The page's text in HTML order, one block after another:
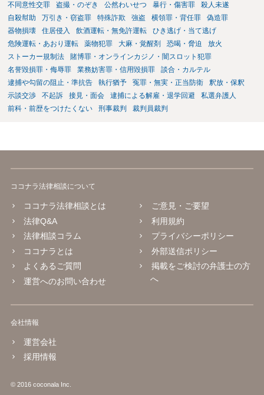
不同意性交罪
盗撮・のぞき 公然わいせつ 暴行・傷害罪
殺人未遂
自殺幇助
万引き・窃盗罪 特殊詐欺 強盗 横領罪・背任罪
偽造罪
器物損壊
住居侵入 飲酒運転・無免許運転
ひき逃げ・当て逃げ
危険運転・あおり運転
薬物犯罪 大麻・覚醒剤 恐喝・脅迫
放火
ストーカー規制法
賭博罪・オンラインカジノ・闇スロット犯罪
名誉毀損罪・侮辱罪
業務妨害罪・信用毀損罪
談合・カルテル
逮捕や勾留の阻止・準抗告
執行猶予 冤罪・無実・正当防衛
釈放・保釈
示談交渉
不起訴 接見・面会 逮捕による解雇・退学回避
私選弁護人
前科・前歴をつけたくない
刑事裁判 裁判員裁判
ココナラ法律相談について
ココナラ法律相談とは
法律Q&A
法律相談コラム
ココナラとは
よくあるご質問
運営へのお問い合わせ
ご意見・ご要望
利用規約
プライバシーポリシー
外部送信ポリシー
掲載をご検討の弁護士の方
へ
会社情報
運営会社
採用情報
© 2016 coconala Inc.